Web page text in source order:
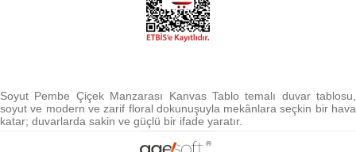
Soyut Pembe Çiçek Manzarası Kanvas Tablo temalı duvar tablosu,
soyut ve modern ve zarif floral dokunuşuyla mekânlara seçkin bir hava
katar; duvarlarda sakin ve güçlü bir ifade yaratır.